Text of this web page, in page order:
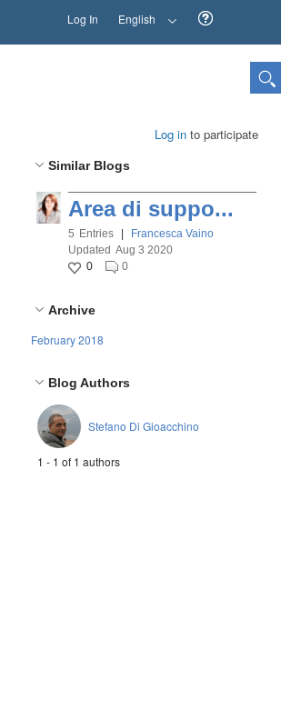
Log In English
Log in to participate
Similar Blogs
Area di suppo...
5 Entries
Francesca Vaino
Updated Aug 3 2020
0
0
Archive
February 2018
Blog Authors
Stefano Di Gioacchino
1 - 1 of 1 authors